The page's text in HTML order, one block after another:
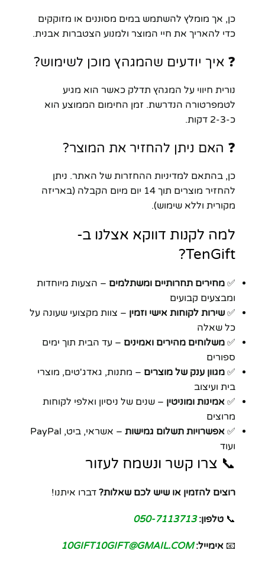
כן, אך מומלץ להשתמש במים מסוננים או מזוקקים
כדי להאריך את חיי המוצר ולמנוע הצטברות אבנית.
❓ איך יודעים שהמגהץ מוכן לשימוש?
נורית חיווי על המגהץ תדלק כאשר הוא מגיע
לטמפרטורה הנדרשת. זמן החימום הממוצע הוא
כ-2-3 דקות.
❓ האם ניתן להחזיר את המוצר?
כן, בהתאם למדיניות ההחזרות של האתר. ניתן
להחזיר מוצרים תוך 14 יום מיום הקבלה (באריזה
מקורית וללא שימוש).
למה לקנות דווקא אצלנו ב-
TenGift?
✅ מחירים תחרותיים ומשתלמים – הצעות מיוחדות
ומבצעים קבועים
✅ שירות לקוחות אישי וזמין – צוות מקצועי שעונה על
כל שאלה
✅ משלוחים מהירים ואמינים – עד הבית תוך ימים
ספורים
✅ מגוון ענק של מוצרים – מתנות, גאדג'טים, מוצרי
בית ועיצוב
✅ אמינות ומוניטין – שנים של ניסיון ואלפי לקוחות
מרוצים
✅ אפשרויות תשלום גמישות
– אשראי, ביט, PayPal
ועוד
📞 צרו קשר ונשמח לעזור
רוצים להזמין או שיש לכם שאלות? דברו איתנו!
📞 טלפון: 050-7113713
📧 אימייל: 10GIFT10GIFT@GMAIL.COM